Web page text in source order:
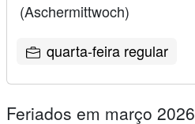
(Aschermittwoch)
quarta-feira regular
Feriados em março 2026